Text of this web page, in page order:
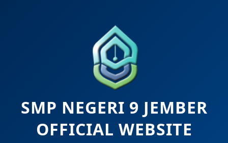
SMP NEGERI 9 JEMBER
OFFICIAL WEBSITE